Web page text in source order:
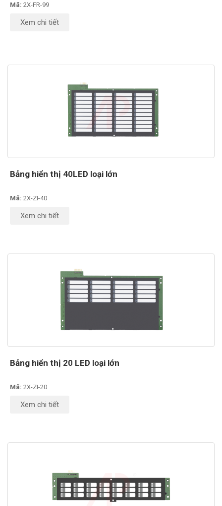
Mã: 2X-FR-99
Xem chi tiết
Bảng hiển thị 40LED loại lớn
Mã: 2X-ZI-40
Xem chi tiết
Bảng hiển thị 20 LED loại lớn
Mã: 2X-ZI-20
Xem chi tiết